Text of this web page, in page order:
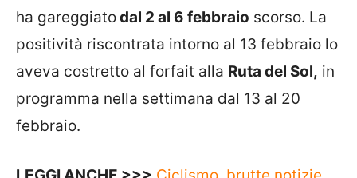
ha gareggiatodal 2 al 6 febbraio scorso. La
positività riscontrata intorno al 13 febbraio lo
aveva costretto al forfait alla Ruta del Sol, in
programma nella settimana dal 13 al 20
febbraio.